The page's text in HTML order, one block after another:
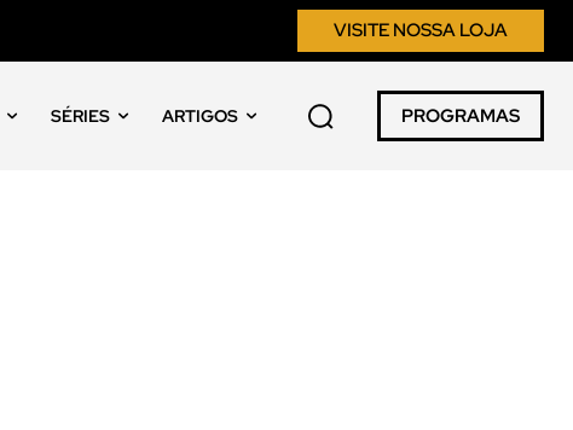
VISITE NOSSA LOJA
SÉRIES ARTIGOS PROGRAMAS